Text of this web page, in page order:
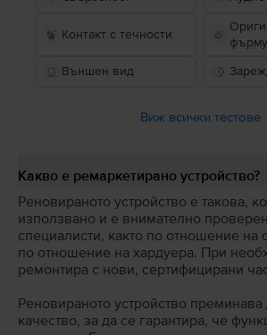
Контакт с течности
Външен вид
Виж всички тестове
Какво е ремаркетирано устройство?
Реновираното устройство е такова,
използвано и е внимателно
специалисти, както по отношение на
по отношение на хардуера. При
ремонтира с нови, сертифицирани
Реновираното устройство преминава
качество, за да се гарантира, че